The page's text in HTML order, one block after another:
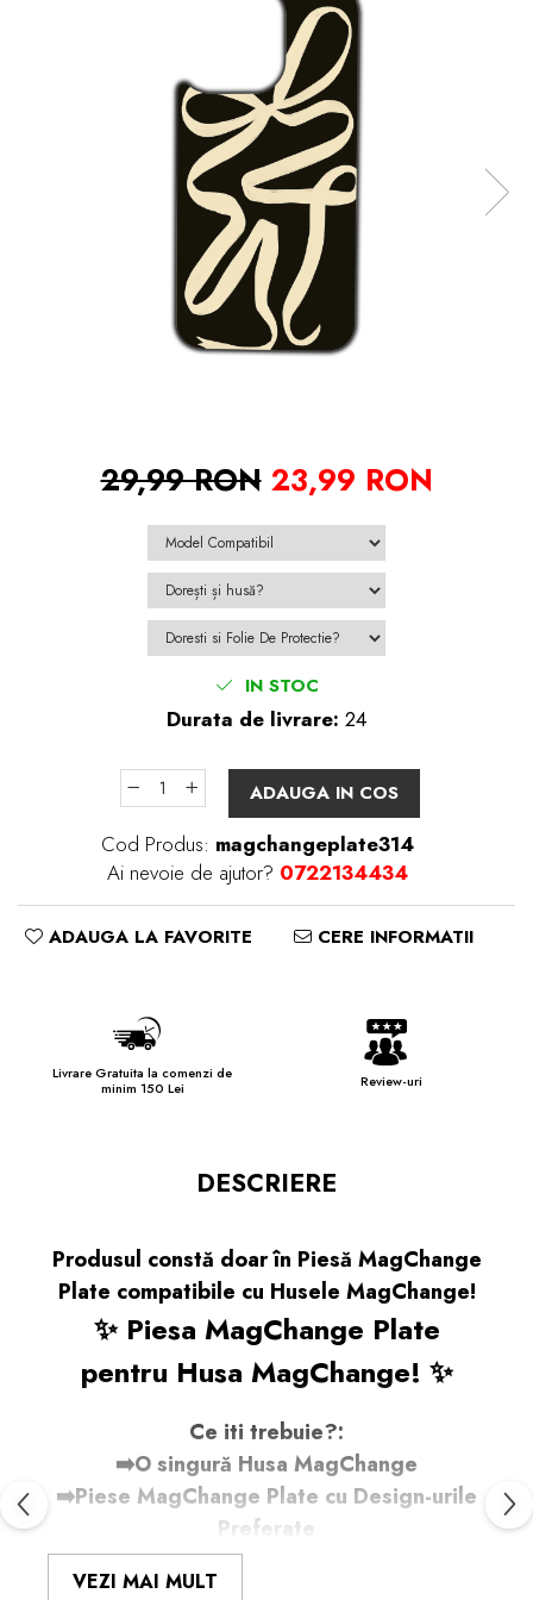
29,99 RON 23,99 RON
IN STOC
Durata de livrare: 24
ADAUGA IN COS
Cod Produs: magchangeplate314
Ai nevoie de ajutor? 0722134434
ADAUGA LA FAVORITE CERE INFORMATII
Livrare Gratuita la comenzi de
minim 150 Lei
Review-uri
DESCRIERE
Produsul constă doar în Piesă MagChange
Plate compatibile cu Husele MagChange!
✨ Piesa MagChange Plate
pentru Husa MagChange! ✨
Ce iti trebuie?:
➡️O singură Husa MagChange
➡️Piese MagChange Plate cu Design-urile
Preferate
Cum Funcționează:
VEZI MAI MULT